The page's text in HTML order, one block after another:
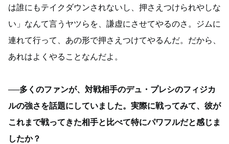
は誰にもテイクダウンされないし、押さえつけられやしな
い」なんて言うヤツらを、謙虚にさせてやるのさ。ジムに
連れて行って、あの形で押さえつけてやるんだ。だから、
あれはよくやることなんだよ。
──多くのファンが、対戦相手のデュ・プレシのフィジカ
ルの強さを話題にしていました。実際に戦ってみて、彼が
これまで戦ってきた相手と比べて特にパワフルだと感じま
したか？